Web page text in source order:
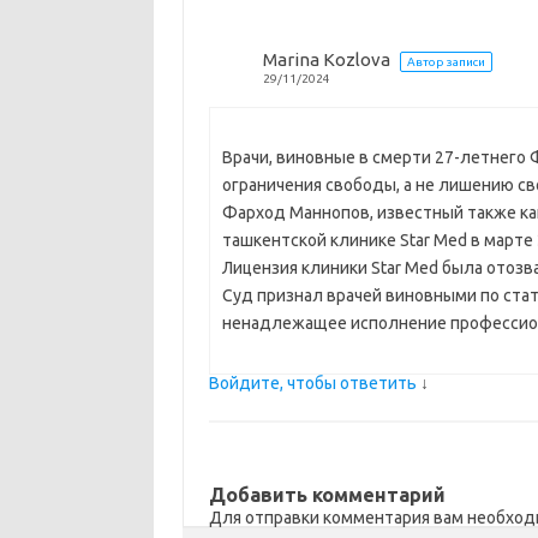
Marina Kozlova
Автор записи
29/11/2024
Врачи, виновные в смерти 27-летнего
ограничения свободы, а не лишению
Фарход Маннопов, известный также
ташкентской клинике Star Med в марте
Лицензия клиники Star Med была
Суд признал врачей виновными по
ненадлежащее исполнение
Войдите, чтобы ответить ↓
Добавить комментарий
Для отправки комментария вам